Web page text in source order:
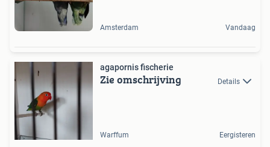
Amsterdam Vandaag
agapornis fischerie
Zie omschrijving Details
Warffum Eergisteren